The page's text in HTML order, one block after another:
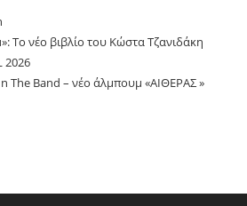
Το νέο βιβλίο του Κώστα Τζανιδάκη
2026
Band – νέο άλμπουμ «ΑΙΘΕΡΑΣ »